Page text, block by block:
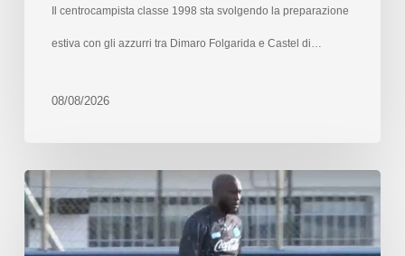
Il centrocampista classe 1998 sta svolgendo la preparazione
estiva con gli azzurri tra Dimaro Folgarida e Castel di…
08/08/2026